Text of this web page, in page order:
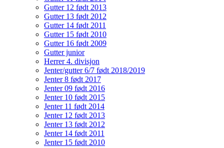
Gutter 12 født 2013
Gutter 13 født 2012
Gutter 14 født 2011
Gutter 15 født 2010
Gutter 16 født 2009
Gutter junior
Herrer 4. divisjon
Jenter/gutter 6/7 født 2018/2019
Jenter 8 født 2017
Jenter 09 født 2016
Jenter 10 født 2015
Jenter 11 født 2014
Jenter 12 født 2013
Jenter 13 født 2012
Jenter 14 født 2011
Jenter 15 født 2010